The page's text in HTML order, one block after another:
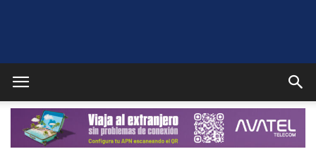
Puente
Genil